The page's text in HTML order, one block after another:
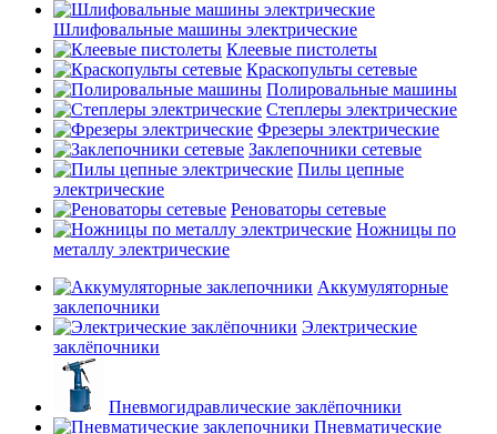
Шлифовальные машины электрические
Клеевые пистолеты
Краскопульты сетевые
Полировальные машины
Степлеры электрические
Фрезеры электрические
Заклепочники сетевые
Пилы цепные
электрические
Реноваторы сетевые
Ножницы по
металлу электрические
Аккумуляторные
заклепочники
Электрические
заклёпочники
Пневмогидравлические заклёпочники
Пневматические